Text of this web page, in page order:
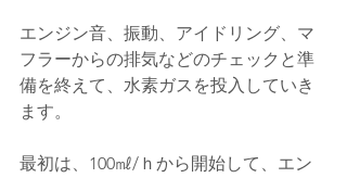
エンジン音、振動、アイドリング、マ
フラーからの排気などのチェックと準
備を終えて、水素ガスを投入していき
ます。
最初は、100㎖/ｈから開始して、エン